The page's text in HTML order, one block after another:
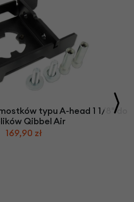
typu A-head 1 1/8" do
Qibbel Air
169,90 zł